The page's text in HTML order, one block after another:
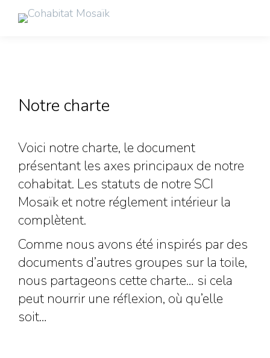
Notre charte
Voici notre charte, le document
présentant les axes principaux de notre
cohabitat. Les statuts de notre SCI
Mosaïk et notre réglement intérieur la
complètent.
Comme nous avons été inspirés par des
documents d’autres groupes sur la toile,
nous partageons cette charte… si cela
peut nourrir une réflexion, où qu’elle
soit…